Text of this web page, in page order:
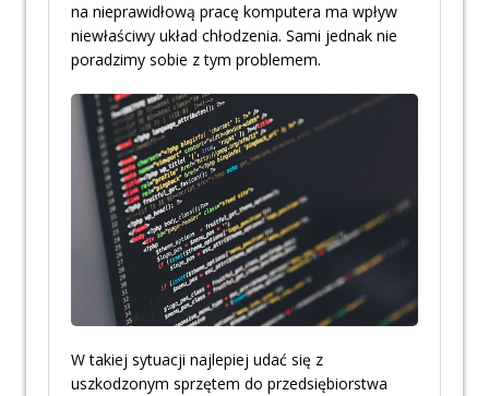
na nieprawidłową pracę komputera ma wpływ
niewłaściwy układ chłodzenia. Sami jednak nie
poradzimy sobie z tym problemem.
W takiej sytuacji najlepiej udać się z
uszkodzonym sprzętem do przedsiębiorstwa